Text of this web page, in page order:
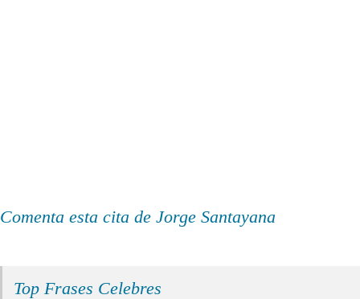
Comenta esta cita de Jorge Santayana
Top Frases Celebres